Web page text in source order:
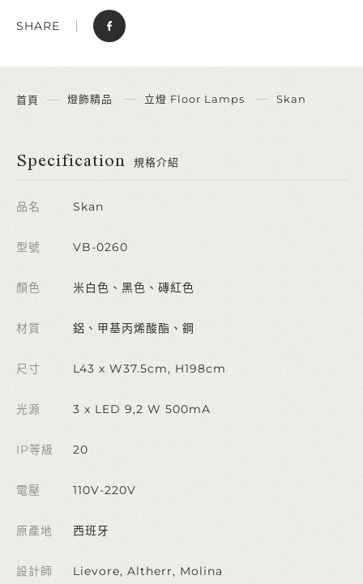
SHARE
首頁 燈飾精品 立燈 Floor Lamps Skan
Specification 規格介紹
品名 Skan
型號 VB-0260
顏色 米白色、黑色、磚紅色
材質 鋁、甲基丙烯酸酯、鋼
尺寸 L43 x W37.5cm, H198cm
光源 3 x LED 9,2 W 500mA
IP等級 20
電壓 110V-220V
原產地 西班牙
設計師 Lievore, Altherr, Molina